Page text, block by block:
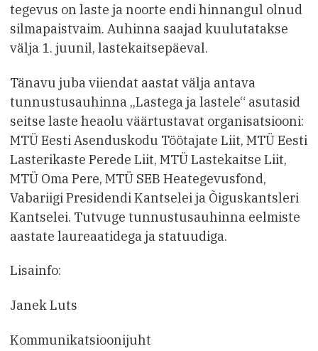
tegevus on laste ja noorte endi hinnangul olnud
silmapaistvaim. Auhinna saajad kuulutatakse
välja 1. juunil, lastekaitsepäeval.
Tänavu juba viiendat aastat välja antava
tunnustusauhinna „Lastega ja lastele“ asutasid
seitse laste heaolu väärtustavat organisatsiooni:
MTÜ Eesti Asenduskodu Töötajate Liit, MTÜ Eesti
Lasterikaste Perede Liit, MTÜ Lastekaitse Liit,
MTÜ Oma Pere, MTÜ SEB Heategevusfond,
Vabariigi Presidendi Kantselei ja Õiguskantsleri
Kantselei. Tutvuge tunnustusauhinna eelmiste
aastate laureaatidega ja statuudiga.
Lisainfo:
Janek Luts
Kommunikatsioonijuht